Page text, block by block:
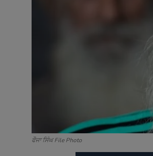
ਫੌਜਾ ਸਿੰਘ File Photo